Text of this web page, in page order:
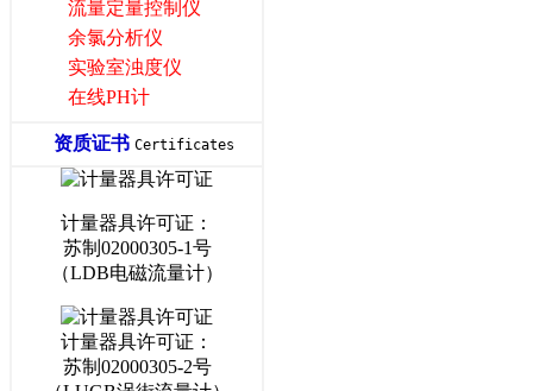
流量定量控制仪
余氯分析仪
实验室浊度仪
在线PH计
资质证书 Certificates
计量器具许可证：
苏制02000305-1号
（LDB电磁流量计）
计量器具许可证：
苏制02000305-2号